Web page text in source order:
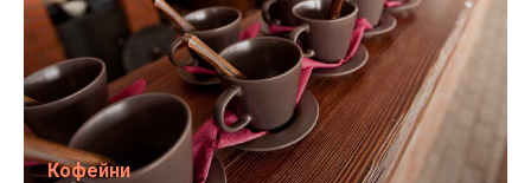
Кофейни